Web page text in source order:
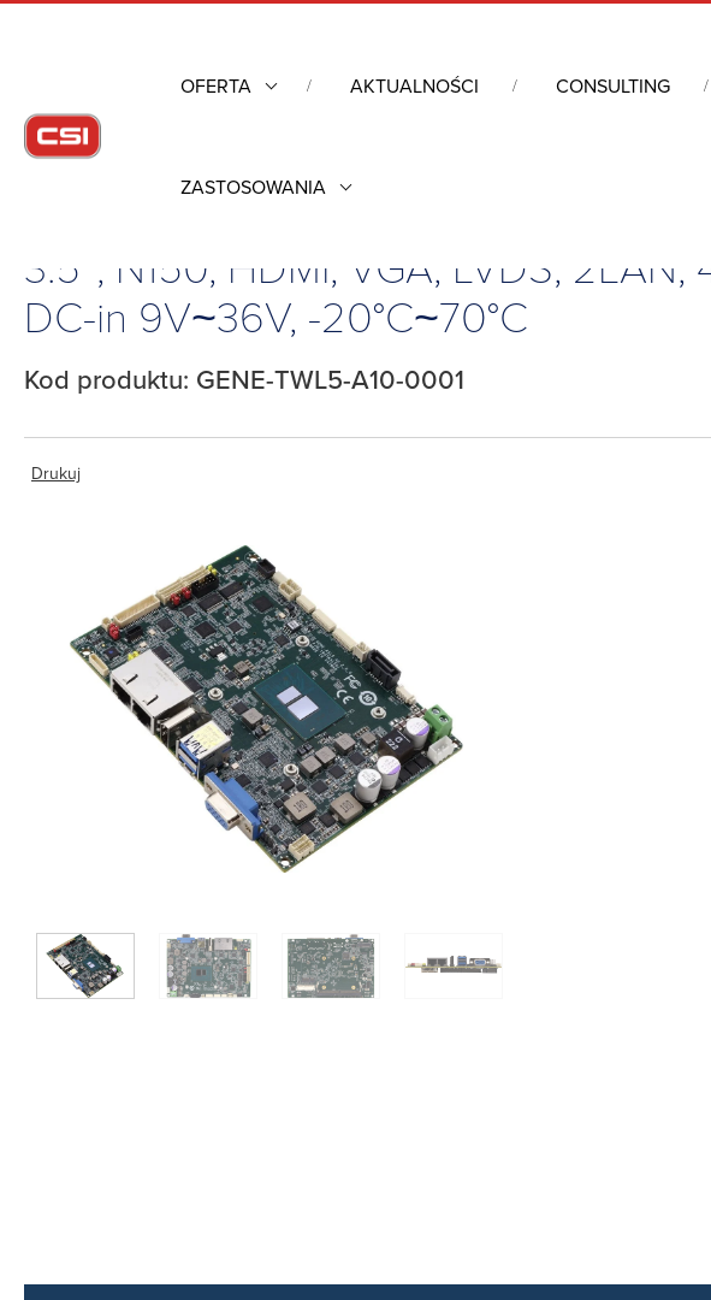
OFERTA AKTUALNOŚCI CONSULTING
ZASTOSOWANIA
Komputery przemysłowe
3.5″, N150, HDMI, VGA, LVDS,
DC-in 9V~36V, -20°C~70°C
Kod produktu: GENE-TWL5-A10-0001
Drukuj